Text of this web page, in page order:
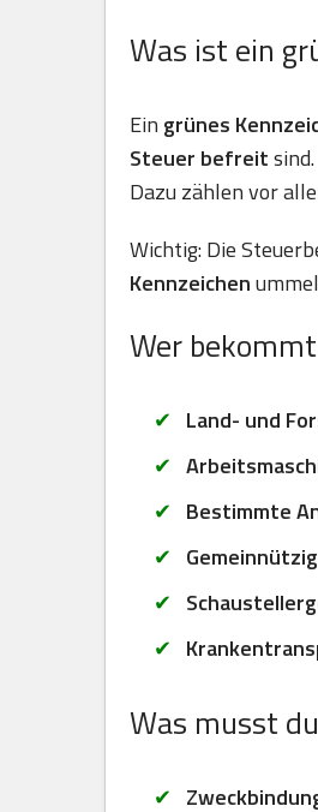
Was ist ein
Ein grünes
Steuer befreitsind.
Dazu zählen vor
Wichtig: Die
Kennzeichen
Wer
Land- und
Bestimmte
Was musst